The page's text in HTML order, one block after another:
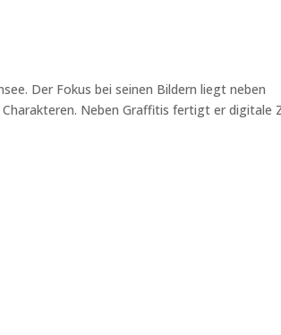
Der Fokus bei seinen Bildern liegt neben
Neben Graffitis fertigt er digitale